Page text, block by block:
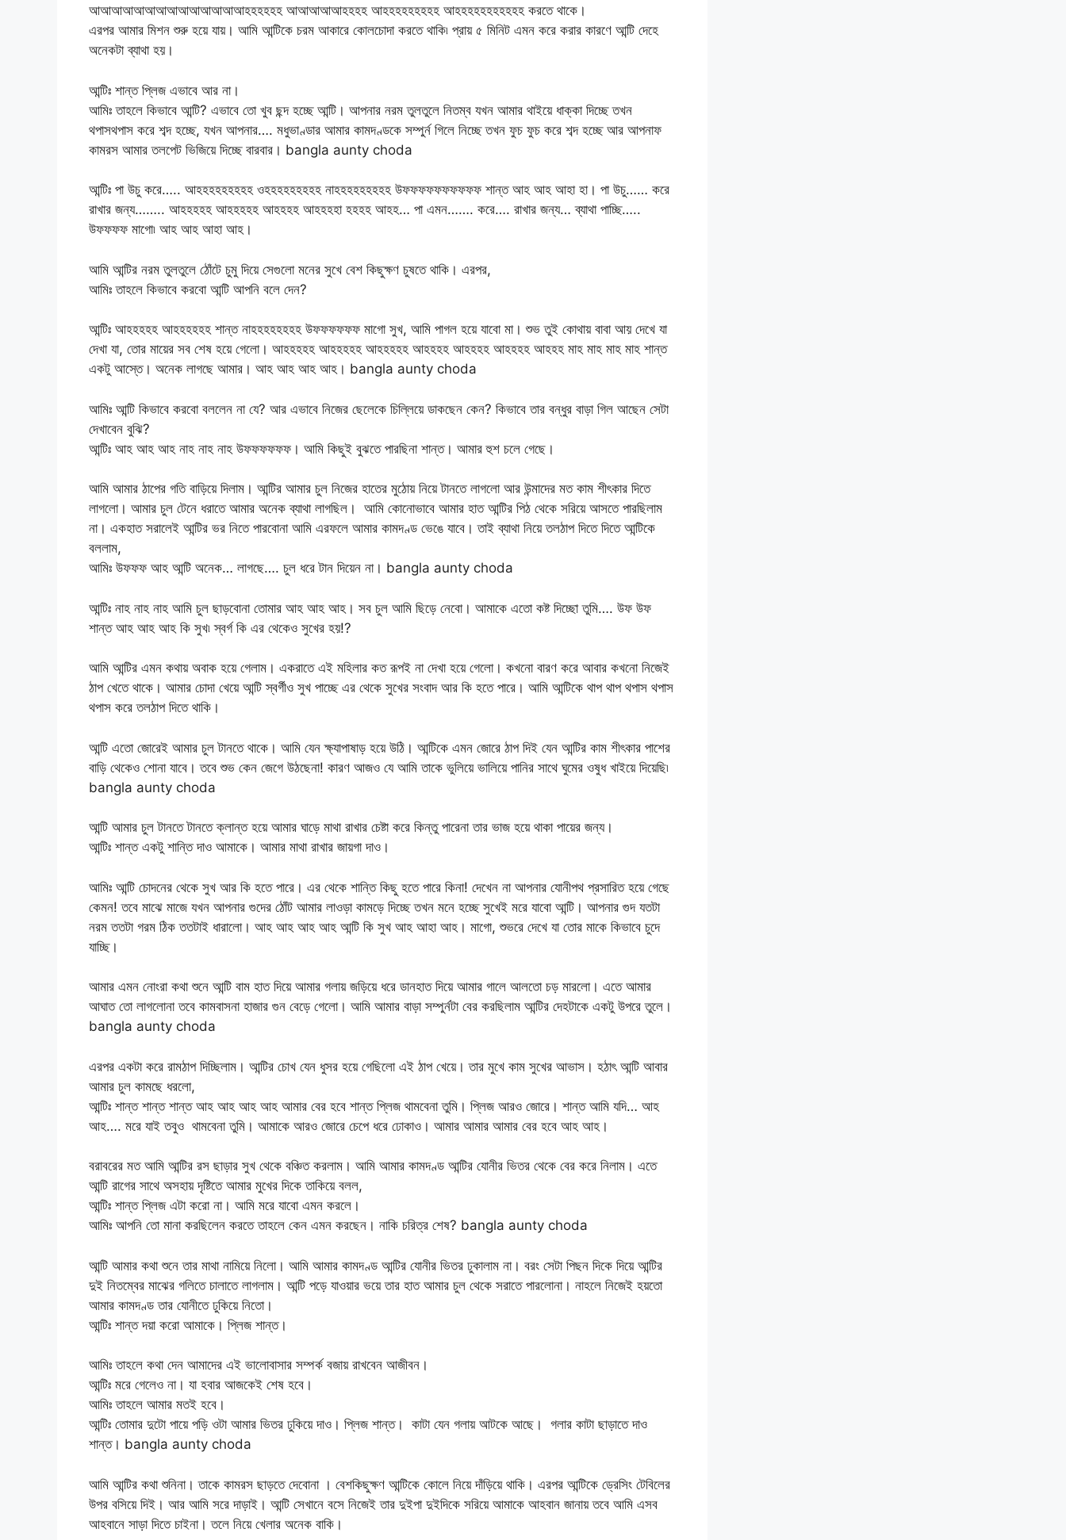
আআআআআআআআআআআআআআহহহহহহ আআআআআহহহহ আহহহহহহহহহ আহহহহহহহহহহহ করতে থাকে।
এরপর আমার মিশন শুরু হয়ে যায়। আমি আন্টিকে চরম আকারে কোলচোদা করতে থাকি৷ প্রায় ৫ মিনিট এমন করে করার কারণে আন্টি দেহে
অনেকটা ব্যাথা হয়।
আন্টিঃ শান্ত প্লিজ এভাবে আর না।
আমিঃ তাহলে কিভাবে আন্টি? এভাবে তো খুব ছন্দ হচ্ছে আন্টি। আপনার নরম তুলতুলে নিতম্ব যখন আমার থাইয়ে ধাক্কা দিচ্ছে তখন
থপাসথপাস করে শব্দ হচ্ছে, যখন আপনার…. মধুভাণ্ডার আমার কামদণ্ডকে সম্পুর্ন গিলে নিচ্ছে তখন ফুচ ফুচ করে শব্দ হচ্ছে আর আপনাফ
কামরস আমার তলপেট ভিজিয়ে দিচ্ছে বারবার। bangla aunty choda
আন্টিঃ পা উচু করে….. আহহহহহহহহহ ওহহহহহহহহহ নাহহহহহহহহহ উফফফফফফফফফফ শান্ত আহ আহ আহা হা। পা উচু…… করে
রাখার জন্য…….. আহহহহহ আহহহহহ আহহহহ আহহহহা হহহহ আহহ… পা এমন……. করে…. রাখার জন্য… ব্যাথা পাচ্ছি…..
উফফফফ মাগো৷ আহ আহ আহা আহ।
আমি আন্টির নরম তুলতুলে ঠোঁটে চুমু দিয়ে সেগুলো মনের সুখে বেশ কিছুক্ষণ চুষতে থাকি। এরপর,
আমিঃ তাহলে কিভাবে করবো আন্টি আপনি বলে দেন?
আন্টিঃ আহহহহহ আহহহহহহ শান্ত নাহহহহহহহহ উফফফফফফ মাগো সুখ, আমি পাগল হয়ে যাবো মা। শুভ তুই কোথায় বাবা আয় দেখে যা
দেখা যা, তোর মায়ের সব শেষ হয়ে গেলো। আহহহহহ আহহহহহ আহহহহহ আহহহহ আহহহহ আহহহহ আহহহ মাহ মাহ মাহ মাহ শান্ত
একটু আস্তে। অনেক লাগছে আমার। আহ আহ আহ আহ। bangla aunty choda
আমিঃ আন্টি কিভাবে করবো বললেন না যে? আর এভাবে নিজের ছেলেকে চিল্লিয়ে ডাকছেন কেন? কিভাবে তার বন্ধুর বাড়া গিল আছেন সেটা
দেখাবেন বুঝি?
আন্টিঃ আহ আহ আহ নাহ নাহ নাহ উফফফফফফ। আমি কিছুই বুঝতে পারছিনা শান্ত। আমার হুশ চলে গেছে।
আমি আমার ঠাপের গতি বাড়িয়ে দিলাম। আন্টির আমার চুল নিজের হাতের মুঠোয় নিয়ে টানতে লাগলো আর উন্মাদের মত কাম শীৎকার দিতে
লাগলো। আমার চুল টেনে ধরাতে আমার অনেক ব্যাথা লাগছিল। আমি কোনোভাবে আমার হাত আন্টির পিঠ থেকে সরিয়ে আসতে পারছিলাম
না। একহাত সরালেই আন্টির ভর নিতে পারবোনা আমি এরফলে আমার কামদণ্ড ভেঙে যাবে। তাই ব্যাথা নিয়ে তলঠাপ দিতে দিতে আন্টিকে
বললাম,
আমিঃ উফফফ আহ আন্টি অনেক… লাগছে…. চুল ধরে টান দিয়েন না। bangla aunty choda
আন্টিঃ নাহ নাহ নাহ আমি চুল ছাড়বোনা তোমার আহ আহ আহ। সব চুল আমি ছিড়ে নেবো। আমাকে এতো কষ্ট দিচ্ছো তুমি…. উফ উফ
শান্ত আহ আহ আহ কি সুখ৷ স্বর্গ কি এর থেকেও সুখের হয়!?
আমি আন্টির এমন কথায় অবাক হয়ে গেলাম। একরাতে এই মহিলার কত রূপই না দেখা হয়ে গেলো। কখনো বারণ করে আবার কখনো নিজেই
ঠাপ খেতে থাকে। আমার চোদা খেয়ে আন্টি স্বর্গীও সুখ পাচ্ছে এর থেকে সুখের সংবাদ আর কি হতে পারে। আমি আন্টিকে থাপ থাপ থপাস থপাস
থপাস করে তলঠাপ দিতে থাকি।
আন্টি এতো জোরেই আমার চুল টানতে থাকে। আমি যেন ক্ষ্যাপাষাড় হয়ে উঠি। আন্টিকে এমন জোরে ঠাপ দিই যেন আন্টির কাম শীৎকার পাশের
বাড়ি থেকেও শোনা যাবে। তবে শুভ কেন জেগে উঠছেনা! কারণ আজও যে আমি তাকে ভুলিয়ে ভালিয়ে পানির সাথে ঘুমের ওষুধ খাইয়ে দিয়েছি৷
bangla aunty choda
আন্টি আমার চুল টানতে টানতে ক্লান্ত হয়ে আমার ঘাড়ে মাথা রাখার চেষ্টা করে কিন্তু পারেনা তার ভাজ হয়ে থাকা পায়ের জন্য।
আন্টিঃ শান্ত একটু শান্তি দাও আমাকে। আমার মাথা রাখার জায়গা দাও।
আমিঃ আন্টি চোদনের থেকে সুখ আর কি হতে পারে। এর থেকে শান্তি কিছু হতে পারে কিনা! দেখেন না আপনার যোনীপথ প্রসারিত হয়ে গেছে
কেমন! তবে মাঝে মাজে যখন আপনার গুদের ঠোঁট আমার লাওড়া কামড়ে দিচ্ছে তখন মনে হচ্ছে সুখেই মরে যাবো আন্টি। আপনার গুদ যতটা
নরম ততটা গরম ঠিক ততটাই ধারালো। আহ আহ আহ আহ আন্টি কি সুখ আহ আহা আহ। মাগো, শুভরে দেখে যা তোর মাকে কিভাবে চুদে
যাচ্ছি।
আমার এমন নোংরা কথা শুনে আন্টি বাম হাত দিয়ে আমার গলায় জড়িয়ে ধরে ডানহাত দিয়ে আমার গালে আলতো চড় মারলো। এতে আমার
আঘাত তো লাগলোনা তবে কামবাসনা হাজার গুন বেড়ে গেলো। আমি আমার বাড়া সম্পুর্নটা বের করছিলাম আন্টির দেহটাকে একটু উপরে তুলে।
bangla aunty choda
এরপর একটা করে রামঠাপ দিচ্ছিলাম। আন্টির চোখ যেন ধুসর হয়ে গেছিলো এই ঠাপ খেয়ে। তার মুখে কাম সুখের আভাস। হঠাৎ আন্টি আবার
আমার চুল কামছে ধরলো,
আন্টিঃ শান্ত শান্ত শান্ত আহ আহ আহ আহ আমার বের হবে শান্ত প্লিজ থামবেনা তুমি। প্লিজ আরও জোরে। শান্ত আমি যদি… আহ
আহ…. মরে যাই তবুও থামবেনা তুমি। আমাকে আরও জোরে চেপে ধরে ঢোকাও। আমার আমার আমার বের হবে আহ আহ।
বরাবরের মত আমি আন্টির রস ছাড়ার সুখ থেকে বঞ্চিত করলাম। আমি আমার কামদণ্ড আন্টির যোনীর ভিতর থেকে বের করে নিলাম। এতে
আন্টি রাগের সাথে অসহায় দৃষ্টিতে আমার মুখের দিকে তাকিয়ে বলল,
আন্টিঃ শান্ত প্লিজ এটা করো না। আমি মরে যাবো এমন করলে।
আমিঃ আপনি তো মানা করছিলেন করতে তাহলে কেন এমন করছেন। নাকি চরিত্র শেষ? bangla aunty choda
আন্টি আমার কথা শুনে তার মাথা নামিয়ে নিলো। আমি আমার কামদণ্ড আন্টির যোনীর ভিতর ঢুকালাম না। বরং সেটা পিছন দিকে দিয়ে আন্টির
দুই নিতম্বের মাঝের গলিতে চালাতে লাগলাম। আন্টি পড়ে যাওয়ার ভয়ে তার হাত আমার চুল থেকে সরাতে পারলোনা। নাহলে নিজেই হয়তো
আমার কামদণ্ড তার যোনীতে ঢুকিয়ে নিতো।
আন্টিঃ শান্ত দয়া করো আমাকে। প্লিজ শান্ত।
আমিঃ তাহলে কথা দেন আমাদের এই ভালোবাসার সম্পর্ক বজায় রাখবেন আজীবন।
আন্টিঃ মরে গেলেও না। যা হবার আজকেই শেষ হবে।
আমিঃ তাহলে আমার মতই হবে।
আন্টিঃ তোমার দুটো পায়ে পড়ি ওটা আমার ভিতর ঢুকিয়ে দাও। প্লিজ শান্ত। কাটা যেন গলায় আটকে আছে। গলার কাটা ছাড়াতে দাও
শান্ত। bangla aunty choda
আমি আন্টির কথা শুনিনা। তাকে কামরস ছাড়তে দেবোনা । বেশকিছুক্ষণ আন্টিকে কোলে নিয়ে দাঁড়িয়ে থাকি। এরপর আন্টিকে ড্রেসিং টেবিলের
উপর বসিয়ে দিই। আর আমি সরে দাড়াই। আন্টি সেখানে বসে নিজেই তার দুইপা দুইদিকে সরিয়ে আমাকে আহবান জানায় তবে আমি এসব
আহবানে সাড়া দিতে চাইনা। তলে নিয়ে খেলার অনেক বাকি।